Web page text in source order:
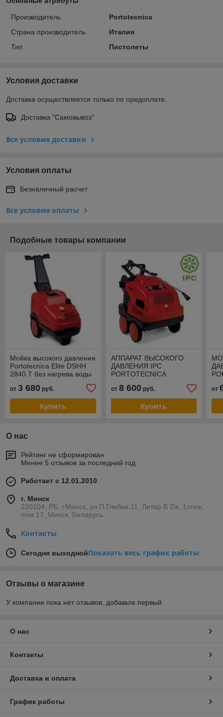
Производитель
Portotecnica
Страна производитель
Италия
Тип
Пистолеты
Условия доставки
Доставка осуществляется только по предоплате.
Доставка "Самовывоз"
Все условия доставки
Условия оплаты
Безналичный расчет
Все условия оплаты
Подобные товары компании
Мойка высокого давления
Portotecnica Elite DSHH
2840 T без нагрева воды
от 3 680 руб.
Купить
АППАРАТ ВЫСОКОГО
ДАВЛЕНИЯ IPC
PORTOTECNICA
ПОДОГРЕВОМ ВОДЫ
от 8 600руб.
Купить
от
О нас
Рейтинг не сформирован
Менее 5 отзывов за последний год
Работает с 12.01.2010
г. Минск
220104, РБ, г.Минск, ул.П.Глебки,11, Литер В 2\к, 1этаж,
пом.17, Минск, Беларусь
Контакты
Сегодня выходнойПоказать весь график работы
Отзывы о магазине
У компании пока нет отзывов, добавьте первый
О нас
Контакты
Доставка и оплата
График работы